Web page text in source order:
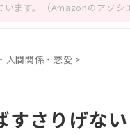
ます。（Amazonのアソ
人間関係・恋愛 >
すさりげな